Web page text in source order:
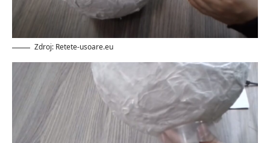
Zdroj: Retete-usoare.eu